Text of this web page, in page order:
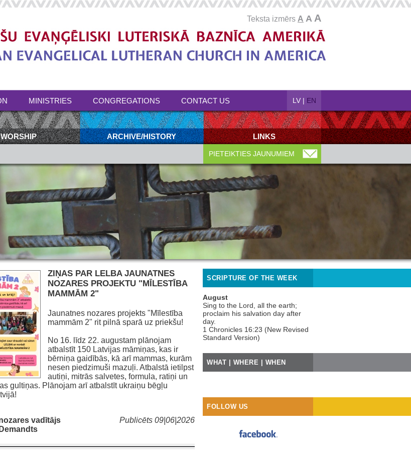
Teksta izmērs A A A
MINISTRIES CONGREGATIONS CONTACT US LV | EN
WORSHIP ARCHIVE/HISTORY LINKS
PIETEIKTIES JAUNUMIEM
ZIŅAS PAR LELBA JAUNATNES
NOZARES PROJEKTU "MĪLESTĪBA
MAMMĀM 2"
Jaunatnes nozares projekts "Mīlestība
mammām 2" rit pilnā sparā uz priekšu!
No 16. līdz 22. augustam plānojam
atbalstīt 150 Latvijas māmiņas, kas ir
bērniņa gaidībās, kā arī mammas, kurām
nesen piedzimuši mazuļi. Atbalstā ietilpst
autiņi, mitrās salvetes, formula, ratiņi un
gultiņas. Plānojam arī atbalstīt ukraiņu bēgļu
Publicēts 09|06|2026
vadītājs
SCRIPTURE OF THE WEEK
August
Sing to the Lord, all the earth;
proclaim his salvation day after
day.
1 Chronicles 16:23 (New Revised
Standard Version)
WHAT | WHERE | WHEN
FOLLOW US